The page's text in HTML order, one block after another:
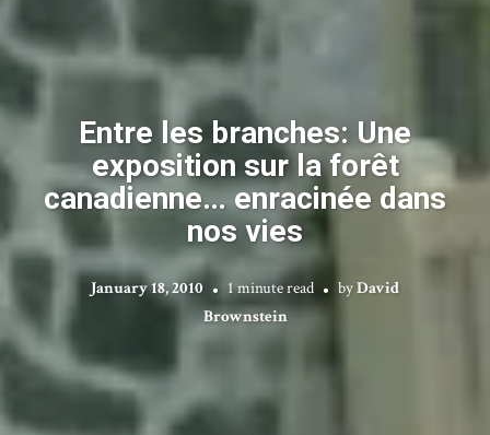
Entre les branches: Une
exposition sur la forêt
canadienne… enracinée dans
nos vies
January 18, 2010 1 minute read byDavid
Brownstein